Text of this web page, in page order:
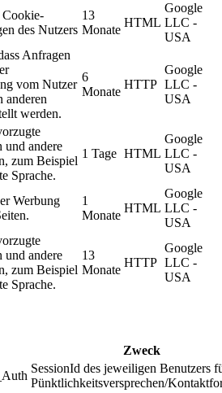
Cookie-
des Nutzers
13
Monate
HTML
Google
LLC -
USA
Anfragen
vom Nutzer
anderen
werden.
6
Monate
HTTP
Google
LLC -
USA
und andere
zum Beispiel
Sprache.
1 Tage HTML
Google
LLC -
USA
Werbung
1
Monate
HTML
Google
LLC -
USA
und andere
zum Beispiel
Sprache.
13
Monate
HTTP
Google
LLC -
USA
Zweck
SessionId des jeweiligen Benutzers
Pünktlichkeitsversprechen/